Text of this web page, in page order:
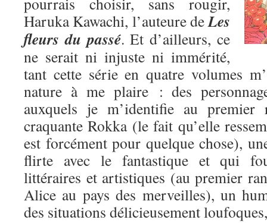
Haruka Kawachi, l’auteure deLes
fleurs du passé. Et d’ailleurs, ce
ne serait ni injuste ni immérité,
tant cette série en quatre volumes
nature à me plaire : des
auxquels je m’identifie au premier
craquante Rokka (le fait qu’elle
est forcément pour quelque chose),
flirte avec le fantastique et qui
littéraires et artistiques (au premier
Alice au pays des merveilles), un
des situations délicieusement